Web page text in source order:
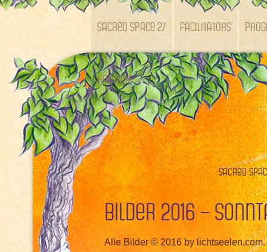
SACRED SPACE 27 Facilitators
Kontakt
Sacred
Bilder 2016 –
Alle Bilder © 2016 by lichtseelen.com.